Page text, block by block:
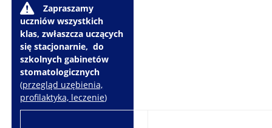
W
Zapraszamy
uczniów wszystkich
klas, zwłaszcza uczących
się stacjonarnie, do
szkolnych gabinetów
stomatologicznych
(przegląd uzębienia,
profilaktyka, leczenie)